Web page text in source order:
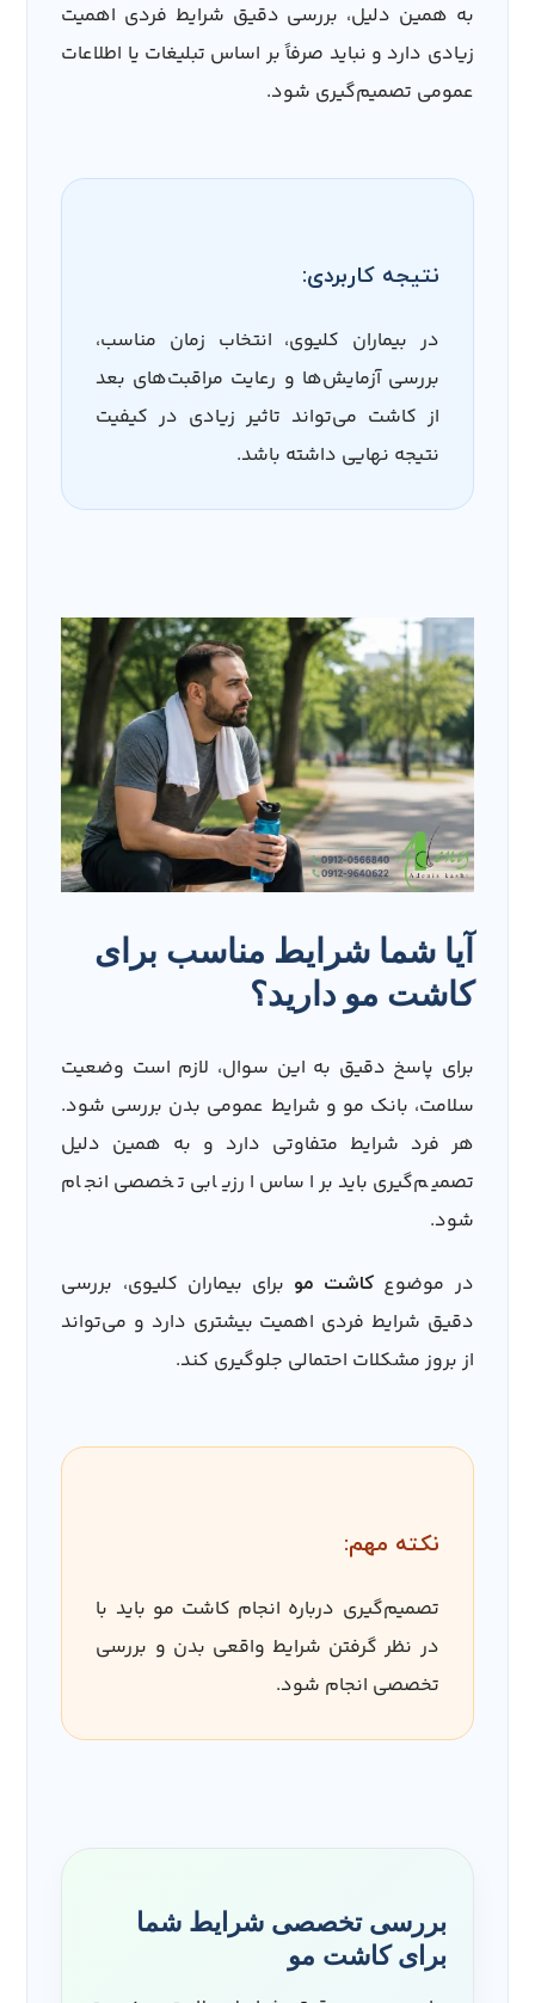
به همین دلیل، بررسی دقیق شرایط فردی اهمیت
زیادی دارد و نباید صرفاً بر اساس تبلیغات یا اطلاعات
عمومی تصمیم‌گیری شود.
نتیجه کاربردی:
در بیماران کلیوی، انتخاب زمان مناسب،
بررسی آزمایش‌ها و رعایت مراقبت‌های بعد
از کاشت می‌تواند تاثیر زیادی در کیفیت
نتیجه نهایی داشته باشد.
آیا شما شرایط مناسب برای
کاشت مو دارید؟
برای پاسخ دقیق به این سوال، لازم است وضعیت
سلامت، بانک مو و شرایط عمومی بدن بررسی شود.
هر فرد شرایط متفاوتی دارد و به همین دلیل
تصمیم‌گیری باید بر اساس ارزیابی تخصصی انجام
شود.
در موضوع کاشت مو برای بیماران کلیوی، بررسی
دقیق شرایط فردی اهمیت بیشتری دارد و می‌تواند
از بروز مشکلات احتمالی جلوگیری کند.
نکته مهم:
تصمیم‌گیری درباره انجام کاشت مو باید با
در نظر گرفتن شرایط واقعی بدن و بررسی
تخصصی انجام شود.
بررسی تخصصی شرایط شما
برای کاشت مو